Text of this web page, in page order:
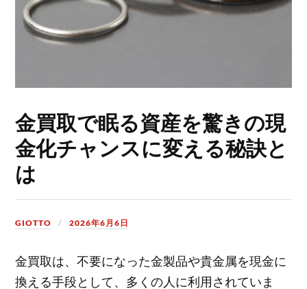
金買取で眠る資産を驚きの現
金化チャンスに変える秘訣と
は
GIOTTO 2026年6月6日
金買取は、不要になった金製品や貴金属を現金に
換える手段として、多くの人に利用されていま